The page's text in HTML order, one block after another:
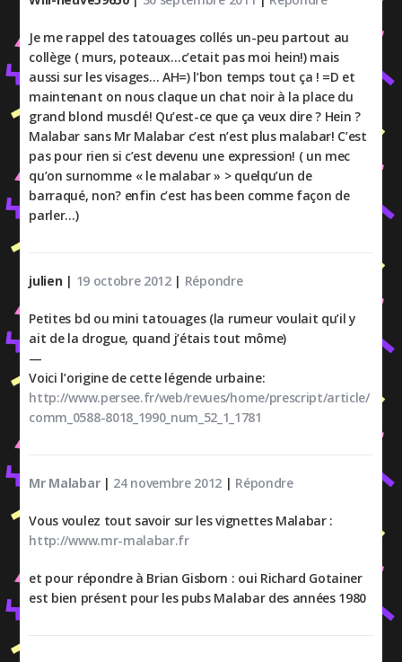
Je me rappel des tatouages collés un-peu partout au
collège ( murs, poteaux…c’etait pas moi hein!) mais
aussi sur les visages… AH=) l’bon temps tout ça ! =D et
maintenant on nous claque un chat noir à la place du
grand blond musclé! Qu’est-ce que ça veux dire ? Hein ?
Malabar sans Mr Malabar c’est n’est plus malabar! C’est
pas pour rien si c’est devenu une expression! ( un mec
qu’on surnomme « le malabar » > quelqu’un de
barraqué, non? enfin c’est has been comme façon de
parler…)
julien | 19 octobre 2012| Répondre
Petites bd ou mini tatouages (la rumeur voulait qu’il y
ait de la drogue, quand j’étais tout môme)
—
Voici l’origine de cette légende urbaine:
http://www.persee.fr/web/revues/home/prescript/article/
comm_0588-8018_1990_num_52_1_1781
Mr Malabar | 24 novembre 2012 | Répondre
Vous voulez tout savoir sur les vignettes Malabar :
http://www.mr-malabar.fr
et pour répondre à Brian Gisborn : oui Richard Gotainer
est bien présent pour les pubs Malabar des années 1980